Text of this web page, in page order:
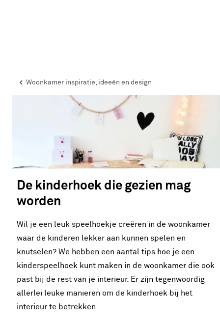
Woonkamer inspiratie, ideeën en design
De kinderhoek die gezien mag
worden
Wil je een leuk speelhoekje creëren in de woonkamer
waar de kinderen lekker aan kunnen spelen en
knutselen? We hebben een aantal tips hoe je een
kinderspeelhoek kunt maken in de woonkamer die ook
past bij de rest van je interieur. Er zijn tegenwoordig
allerlei leuke manieren om de kinderhoek bij het
interieur te betrekken.